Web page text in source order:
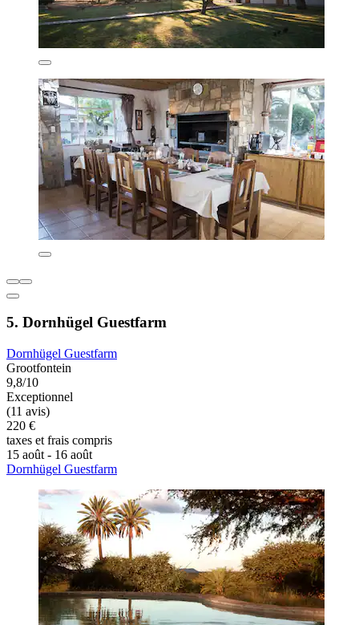
5. Dornhügel Guestfarm
Dornhügel Guestfarm
Grootfontein
9,8/10
Exceptionnel
(11 avis)
220 €
taxes et frais compris
15 août - 16 août
Dornhügel Guestfarm